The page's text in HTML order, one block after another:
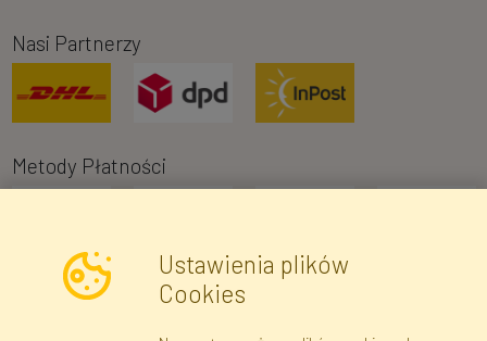
Nasi Partnerzy
Metody Płatności
Ustawienia plików
Cookies